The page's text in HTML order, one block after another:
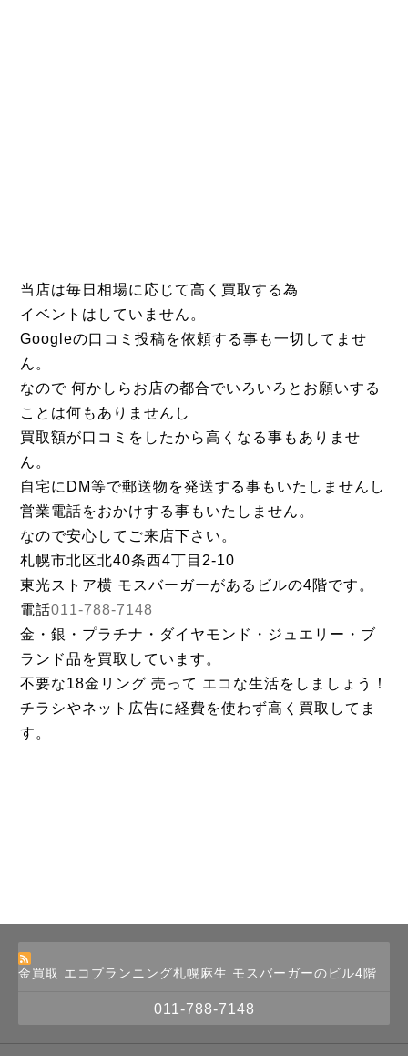
当店は毎日相場に応じて高く買取する為
イベントはしていません。
Googleの口コミ投稿を依頼する事も一切してませ
ん。
なので 何かしらお店の都合でいろいろとお願いする
ことは何もありませんし
買取額が口コミをしたから高くなる事もありませ
ん。
自宅にDM等で郵送物を発送する事もいたしませんし
営業電話をおかけする事もいたしません。
なので安心してご来店下さい。
札幌市北区北40条西4丁目2-10
東光ストア横 モスバーガーがあるビルの4階です。
電話011-788-7148
金・銀・プラチナ・ダイヤモンド・ジュエリー・ブ
ランド品を買取しています。
不要な18金リング 売って エコな生活をしましょう！
チラシやネット広告に経費を使わず高く買取してま
す。
金買取 エコプランニング札幌麻生 モスバーガーのビル4階
011-788-7148